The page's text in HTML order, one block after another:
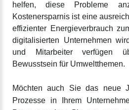
helfen, diese Probleme
Kostenersparnis ist eine
effizienter Energieverbrauch
digitalisierten Unternehmen
und Mitarbeiter verfügen
Bewusstsein für Umweltthemen.
Möchten auch Sie das neue
Prozesse in Ihrem